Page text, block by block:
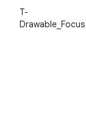
T-
Drawable_Focus